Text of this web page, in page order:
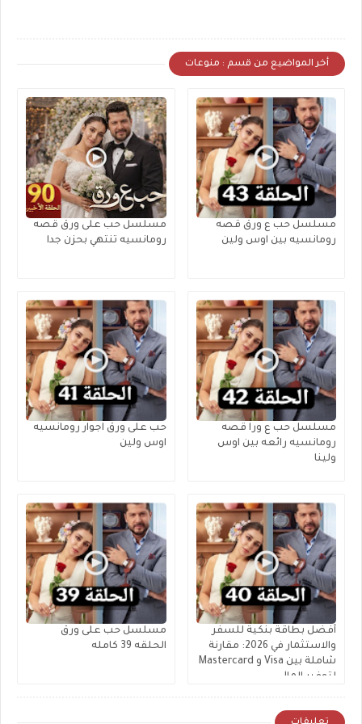
أخر المواضيع من قسم : منوعات
مسلسل حب ع ورق قصه
رومانسيه بين اوس ولين
مسلسل حب على ورق قصه
رومانسيه تنتهي بحزن جدا
مسلسل حب ع ورا قصه
رومانسيه رائعه بين اوس
ولينا
حب على ورق اجوار رومانسيه
اوس ولين
أفضل بطاقة بنكية للسفر
والاستثمار في 2026: مقارنة
شاملة بين Visa و Mastercard
لتوفير المال
مسلسل حب على ورق
الحلقه 39 كامله